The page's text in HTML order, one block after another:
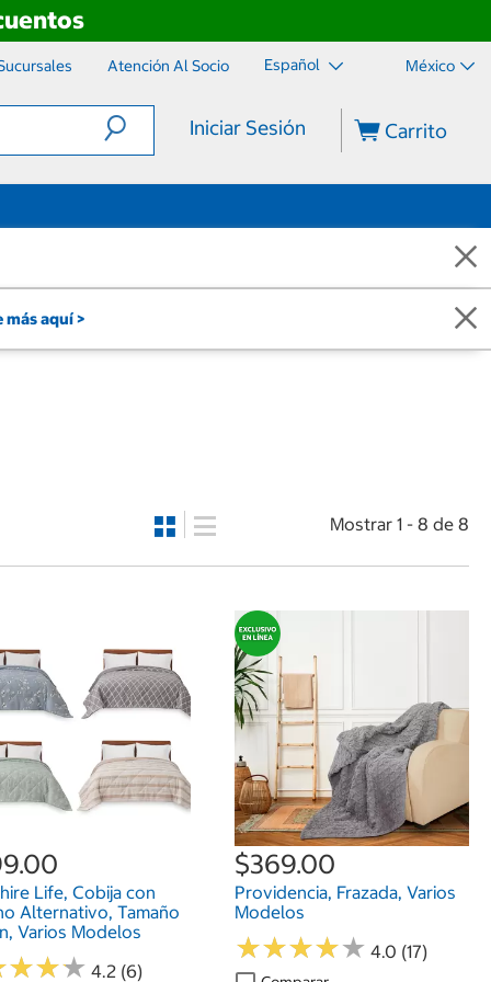
Atención Al Socio Español México
Iniciar Sesión Carrito
más aquí >
Mostrar 1 - 8 de 8
Life, Cobija con
Alternativo, Tamaño
Varios Modelos
★★★
★★★ 4.2 (6)
$369.00
Providencia, Frazada, Varios
Modelos
★★★★★
★★★★★ 4.0 (17)